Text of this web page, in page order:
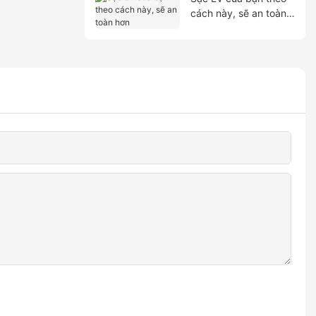
cách này, sẽ an toàn